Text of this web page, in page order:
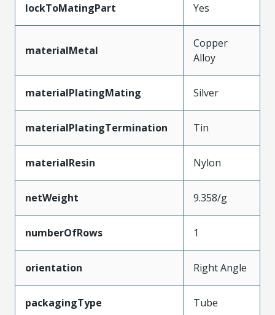
lockToMatingPart Yes
materialMetal
Copper
Alloy
materialPlatingMating Silver
materialPlatingTermination Tin
materialResin Nylon
netWeight 9.358/g
numberOfRows 1
orientation Right Angle
packagingType Tube